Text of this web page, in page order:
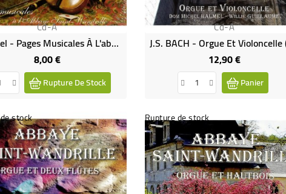
Cd-A
Haendel - Pages Musicales À L'abbaye Saint-Wandrille (CD)
8,00 €Prix
Rupture De Stock
Cd-A
12,90 €Prix
Panier
stock Rupture de stock